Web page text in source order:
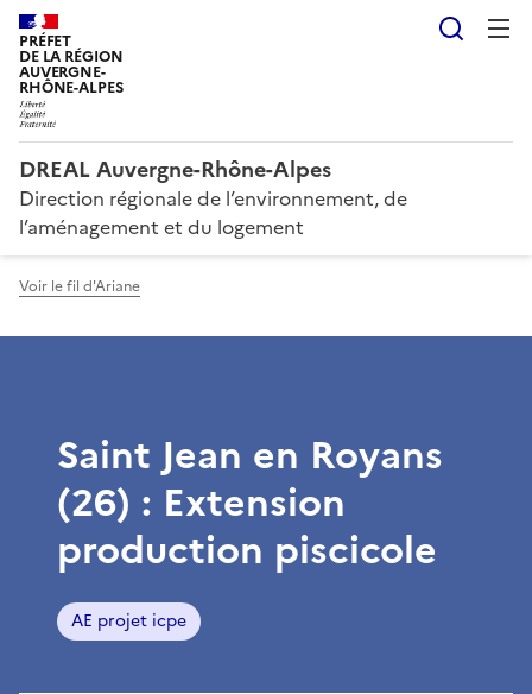
PRÉFET
DE LA RÉGION
AUVERGNE-
RHÔNE-ALPES
DREAL Auvergne-Rhône-Alpes
Direction régionale de l’environnement, de
l’aménagement et du logement
Voir le fil d'Ariane
Saint Jean en Royans
(26) : Extension
production piscicole
AE projet icpe